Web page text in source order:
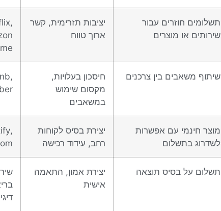
תשלומים חוזרים עבור
שירותים או מוצרים
יציבות תזרימית, קשר
ארוך טווח
שיתוף משאבים בין צרכנים
חיסכון בעלויות,
מקסום שימוש
במשאבים
מוצר חינמי עם אפשרות
לשדרוג בתשלום
יצירת בסיס לקוחות
רחב, עידוד רכישה
תשלום על בסיס תוצאה
יצירת אמון, התאמה
אישית